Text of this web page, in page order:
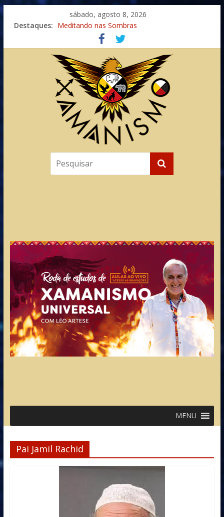
sábado, agosto 8, 2026
Destaques: Meditando nas Sombras
Autosuficiência: A Jornada do Espírito Ancestral
Xamanismo Universal
Totens – Caminho Espiritual – Crescimento
Imaginação na Cura
MENU
Pai Jamil Rachid